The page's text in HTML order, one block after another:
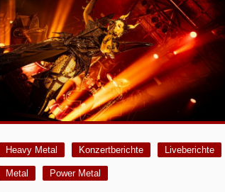
Heavy Metal Konzertberichte Liveberichte
Metal Power Metal